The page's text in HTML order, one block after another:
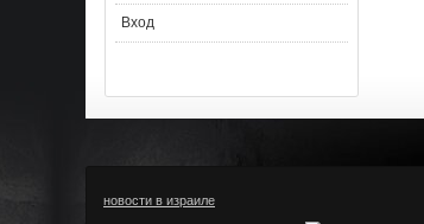
Вход
новости в израиле